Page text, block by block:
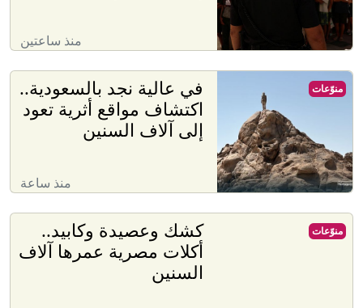
منذ ساعتين
في عالية نجد بالسعودية..
اكتشاف مواقع أثرية تعود
إلى آلاف السنين
منذ ساعة
منوّعات
كشك وعصيدة وكابيد..
أكلات مصرية عمرها آلاف
السنين
منوّعات